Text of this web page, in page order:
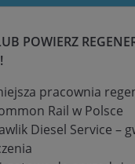
POWIERZ
pracownia
Rail w Polsce
Diesel Service –